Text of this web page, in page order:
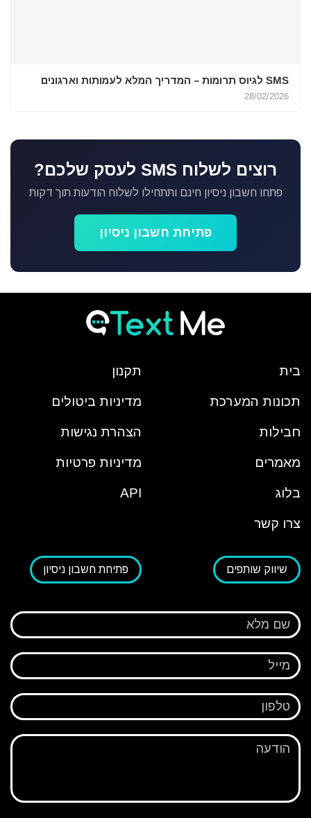
SMS לגיוס תרומות – המדריך המלא לעמותות וארגונים
28/02/2026
רוצים לשלוח SMS לעסק שלכם?
פתחו חשבון ניסיון חינם ותתחילו לשלוח הודעות תוך דקות
פתיחת חשבון ניסיון
בית
תכונות המערכת
חבילות
מאמרים
בלוג
צרו קשר
תקנון
מדיניות ביטולים
הצהרת נגישות
מדיניות פרטיות
API
פתיחת חשבון ניסיון שיווק שותפים
שם מלא
מייל
טלפון
הודעה